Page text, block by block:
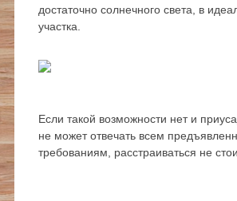
достаточно солнечного света, в
участка.
Если такой возможности нет и
не может отвечать всем
требованиям, расстраиваться не